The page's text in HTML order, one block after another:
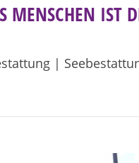
MENSCHEN IST
|